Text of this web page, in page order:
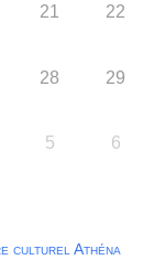
21 22
28 29
5 6
culturel Athéna